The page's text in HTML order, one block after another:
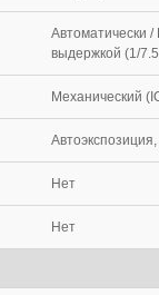
Автоматически
выдержкой (1/
Механический
Нет
Нет